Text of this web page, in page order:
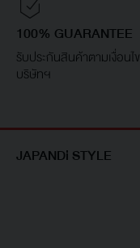
100% GUARANTEE
รับประกันสินค้าตามเงื่อนไข
บริษัทฯ
JAPANDi STYLE